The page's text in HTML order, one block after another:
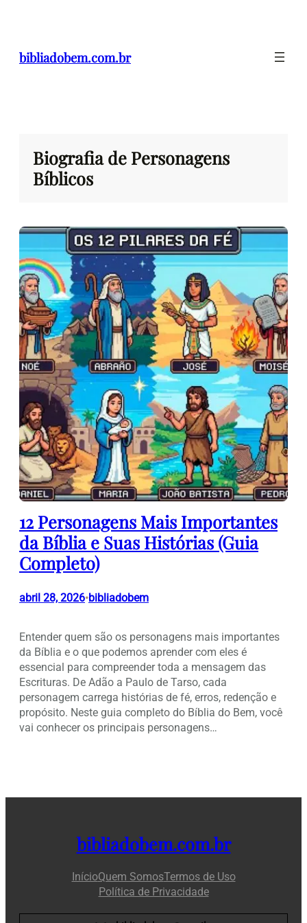
conteúdo
bibliadobem.com.br
Biografia de Personagens
Bíblicos
12 Personagens Mais Importantes
da Bíblia e Suas Histórias (Guia
Completo)
abril 28, 2026•bibliadobem
Entender quem são os personagens mais importantes
da Bíblia e o que podemos aprender com eles é
essencial para compreender toda a mensagem das
Escrituras. De Adão a Paulo de Tarso, cada
personagem carrega histórias de fé, erros, redenção e
propósito. Neste guia completo do Bíblia do Bem, você
vai conhecer os principais personagens…
bibliadobem.com.br
InícioQuem SomosTermos de Uso
Política de Privacidade